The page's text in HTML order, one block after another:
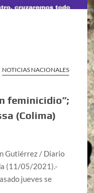
NOTICIAS NACIONALES
feminicidio”;
(Colima)
Gutiérrez / Diario
(11/05/2021).-
jueves se